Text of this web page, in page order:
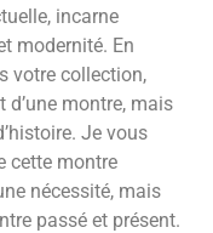
incarne
modernité. En
votre collection,
d’une montre, mais
Je vous
cette montre
nécessité, mais
passé et présent.